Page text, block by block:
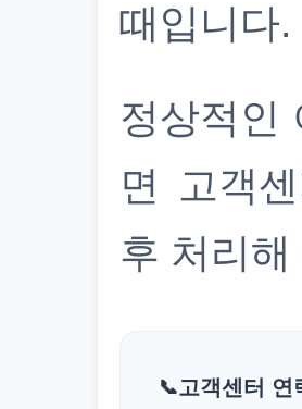
때입니다.
정상적인
면 고객
후 처리
고객센터 연